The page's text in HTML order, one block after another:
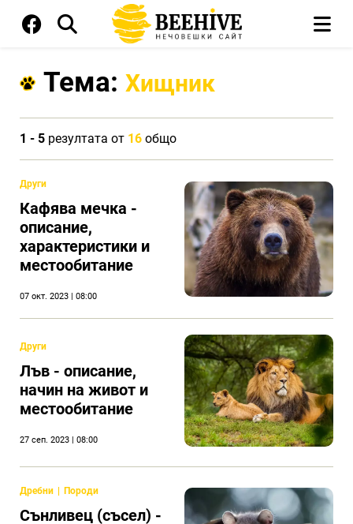
Тема: Хищник
1 - 5 резултата от 16 общо
Други
Кафява мечка -
описание,
характеристики и
местообитание
07 окт. 2023 | 08:00
Други
Лъв - описание,
начин на живот и
местообитание
27 сеп. 2023 | 08:00
Дребни Породи
Сънливец (съсел) -